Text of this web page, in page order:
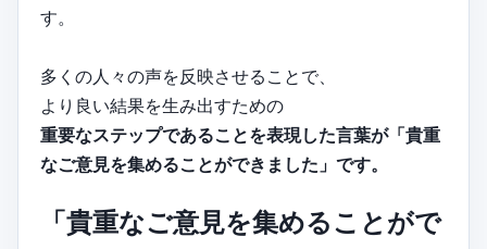
す。
多くの人々の声を反映させることで、
より良い結果を生み出すための
重要なステップであることを表現した言葉が「貴重
なご意見を集めることができました」です。
「貴重なご意見を集めることがで